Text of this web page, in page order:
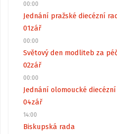
00:00
Jednání pražské diecézní
01zář
00:00
Světový den modliteb za
02zář
00:00
Jednání olomoucké
04zář
14:00
Biskupská rada